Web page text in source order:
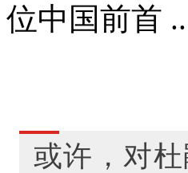
位中国前首
或许，对